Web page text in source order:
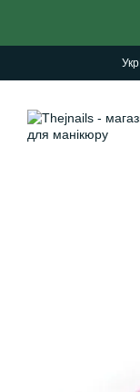
Укр